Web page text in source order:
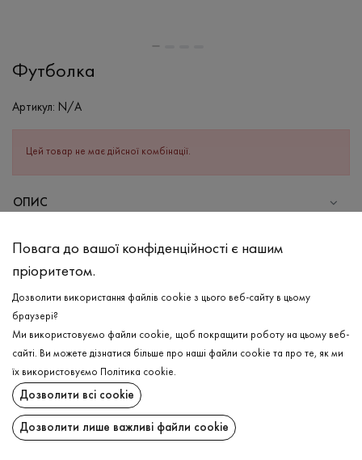
Футболка
Артикул: N/A
Цей товар не має дійсної комбінації.
ОПИС
в жіночій футболці в світло-жовтому кольорі , адже виріб з
високоякісної бавовни та еластану, що надає приємної на
дотик структури виробу та ще більш зносостійкості. Має
класичний короткий рукав та зручну круглу горловину з рібани.
Яка не тільки чудово тягнеться, але й гарно зберігає свою
СКЛАД
Бавовна - 95%, Еластан - 5%
ДОГЛЯД
ДОСТАВКА
ПОВЕРНЕННЯ
Повага до вашої конфіденційності є нашим
пріоритетом.
Дозволити використання файлів cookie з цього веб-сайту в цьому
браузері?
Ми використовуємо файли cookie, щоб покращити роботу на цьому веб-
сайті. Ви можете дізнатися більше про наші файли cookie та про те, як ми
їх використовуємо
Політика cookie.
Дозволити всі cookie
Дозволити лише важливі файли cookie